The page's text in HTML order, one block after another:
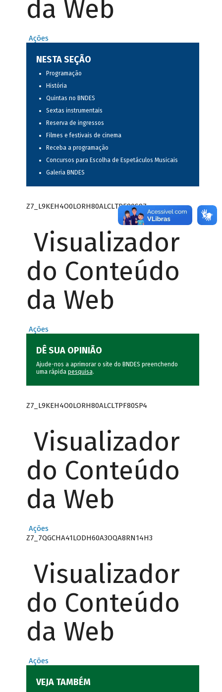
da Web
Ações
NESTA SEÇÃO
Programação
História
Quintas no BNDES
Sextas instrumentais
Reserva de ingressos
Filmes e festivais de cinema
Receba a programação
Concursos para Escolha de Espetáculos Musicais
Galeria BNDES
Z7_L9KEH4O0LORH80ALCLTPF80S97
Visualizador
do Conteúdo
da Web
Ações
DÊ SUA OPINIÃO
Ajude-nos a aprimorar o site do BNDES preenchendo
uma rápida pesquisa.
Z7_L9KEH4O0LORH80ALCLTPF80SP4
Visualizador
do Conteúdo
da Web
Ações
Z7_7QGCHA41LODH60A3OQA8RN14H3
Visualizador
do Conteúdo
da Web
Ações
VEJA TAMBÉM